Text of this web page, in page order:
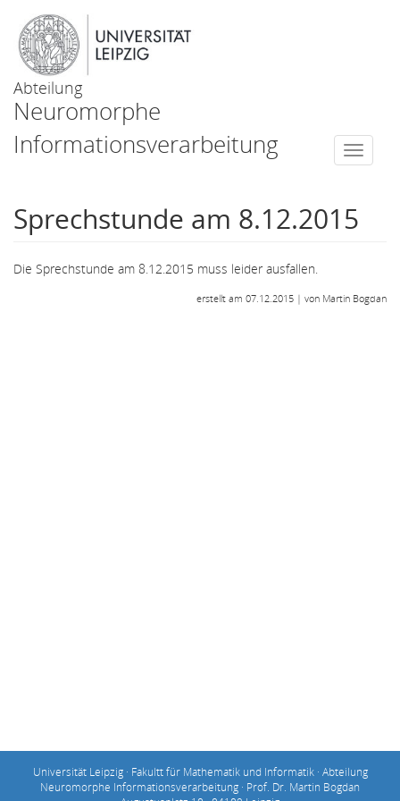
Abteilung
Neuromorphe
Informationsverarbeitung
Sprechstunde am 8.12.2015
Die Sprechstunde am 8.12.2015 muss leider ausfallen.
erstellt am 07.12.2015 | von Martin Bogdan
Universität Leipzig · Fakultt für Mathematik und Informatik · Abteilung
Neuromorphe Informationsverarbeitung · Prof. Dr. Martin Bogdan